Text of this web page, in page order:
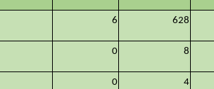
6 628
0 8
0 4